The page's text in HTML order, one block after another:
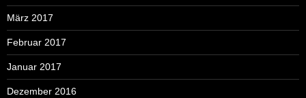
März 2017
Februar 2017
Januar 2017
Dezember 2016